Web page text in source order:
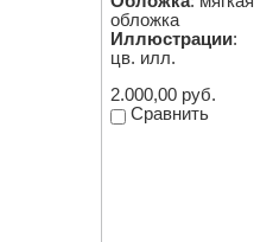
обложка
Иллюстрации:
цв. илл.
2.000,00 руб.
Сравнить